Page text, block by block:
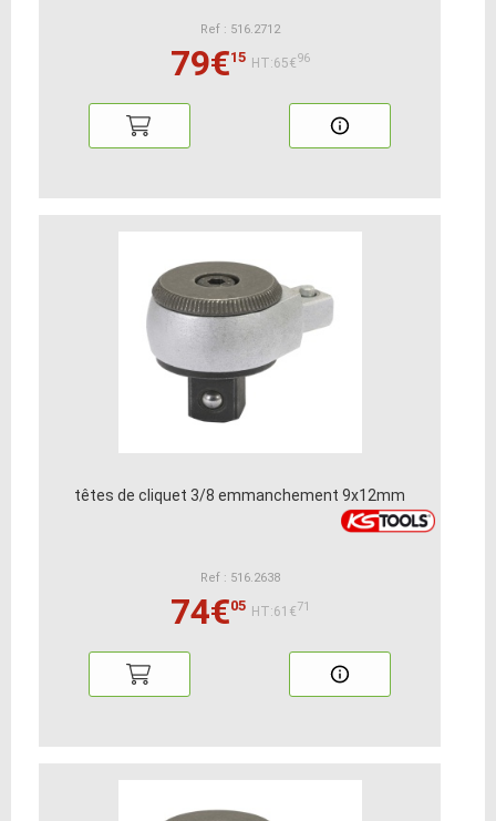
Ref : 516.2712
79€15 HT:65€96
têtes de cliquet 3/8 emmanchement 9x12mm
Ref : 516.2638
74€05 HT:61€71